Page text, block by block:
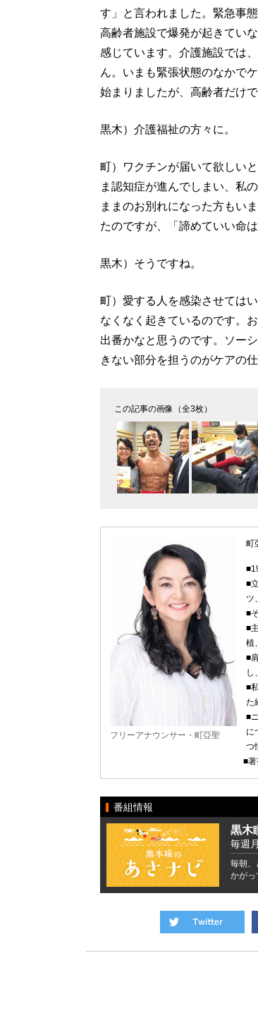
す」と言われました。緊急事
高齢者施設で爆発が起きてい
感じています。介護施設では
ん。いまも緊張状態のなかで
始まりましたが、高齢者だけ
黒木）介護福祉の方々に。
町）ワクチンが届いて欲しい
ま認知症が進んでしまい、私
ままのお別れになった方もい
たのですが、「諦めていい命
黒木）そうですね。
町）愛する人を感染させては
なくなく起きているのです。
出番かなと思うのです。ソー
きない部分を担うのがケアの
この記事の画像（全3枚）
フリーアナウンサー・町亞聖
町
■
ツ
■
■
植
■
し
■
た
■
に
つ
■
番組情報
黒木
毎週
毎朝、
かがっ